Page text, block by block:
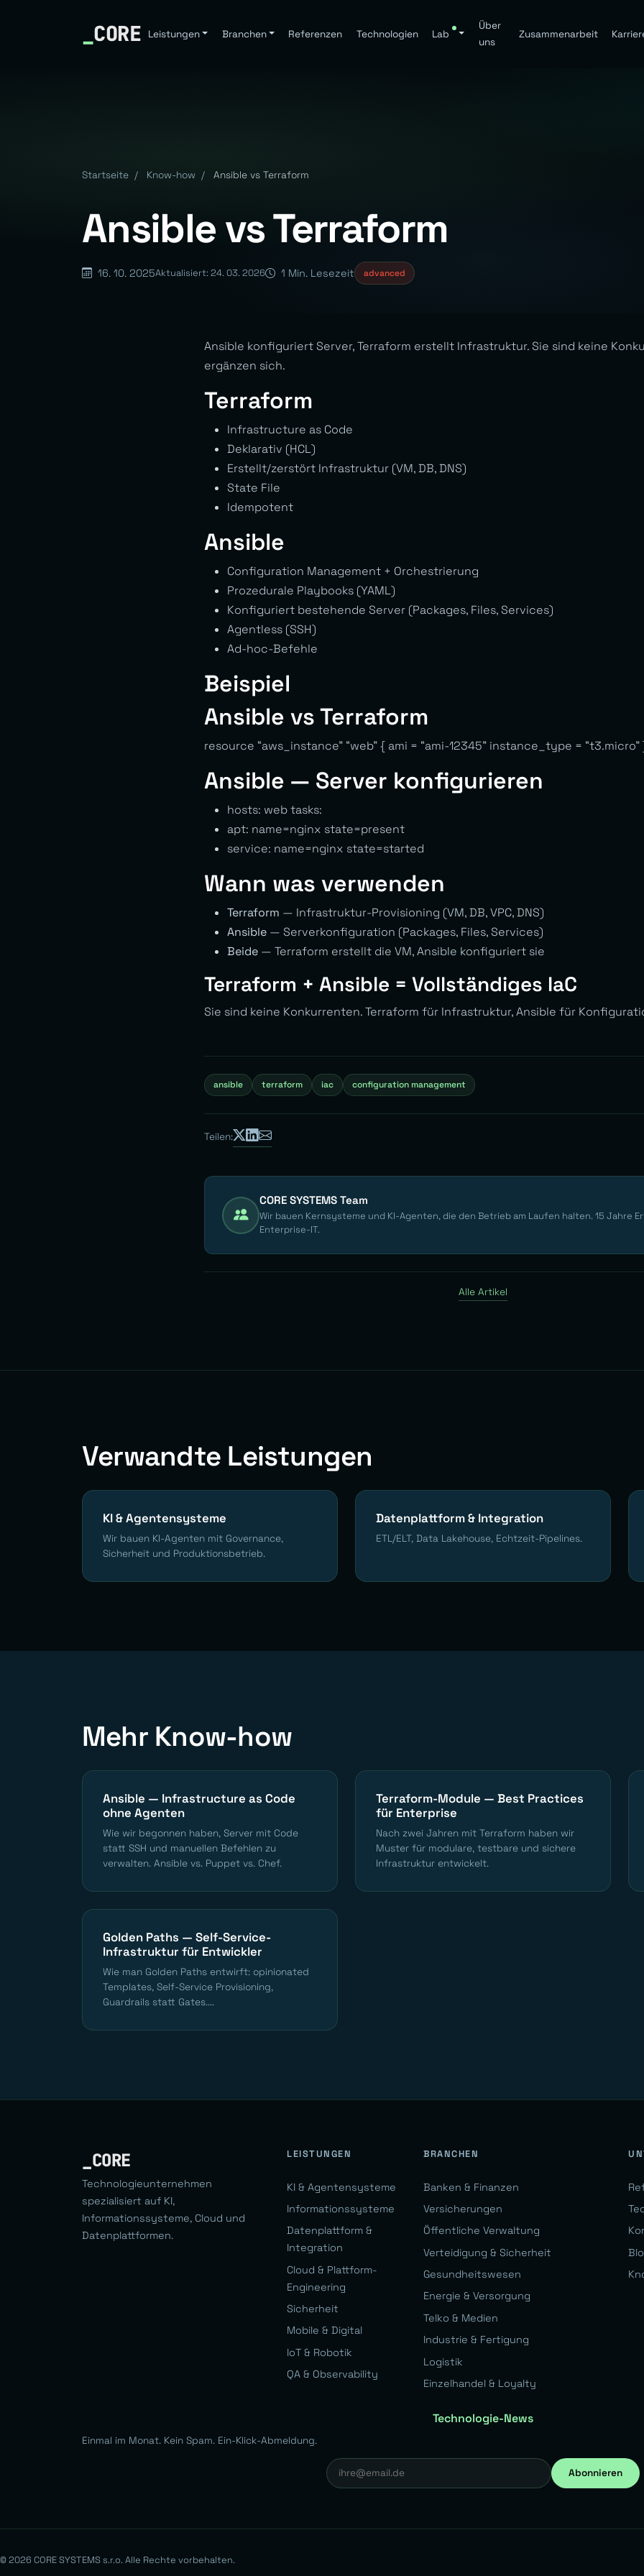
_CORE Leistungen Branchen Referenzen Technologien Lab
Über
uns
Zusammenarbeit
Startseite / Know-how / Ansible vs Terraform
Ansible vs Terraform
16. 10. 2025Aktualisiert: 24. 03. 2026 1 Min. Lesezeit advanced
Ansible konfiguriert Server, Terraform erstellt Infrastruktur. Sie sind keine
ergänzen sich.
Terraform
Infrastructure as Code
Deklarativ (HCL)
Erstellt/zerstört Infrastruktur (VM, DB, DNS)
State File
Idempotent
Ansible
Configuration Management + Orchestrierung
Prozedurale Playbooks (YAML)
Konfiguriert bestehende Server (Packages, Files, Services)
Agentless (SSH)
Ad-hoc-Befehle
Beispiel
Ansible vs Terraform
resource “aws_instance” “web” { ami = “ami-12345” instance_type = “t3.micro”
Ansible — Server konfigurieren
hosts: web tasks:
apt: name=nginx state=present
service: name=nginx state=started
Wann was verwenden
Terraform — Infrastruktur-Provisioning (VM, DB, VPC, DNS)
Ansible — Serverkonfiguration (Packages, Files, Services)
Beide — Terraform erstellt die VM, Ansible konfiguriert sie
Terraform + Ansible = Vollständiges IaC
Sie sind keine Konkurrenten. Terraform für Infrastruktur, Ansible für
ansible terraform iac configuration management
Teilen:
CORE SYSTEMS Team
Wir bauen Kernsysteme und KI-Agenten, die den Betrieb am Laufen halten. 15 Jahre
Enterprise-IT.
Alle Artikel
Verwandte Leistungen
KI & Agentensysteme
Wir bauen KI-Agenten mit Governance,
Sicherheit und Produktionsbetrieb.
Datenplattform & Integration
ETL/ELT, Data Lakehouse, Echtzeit-Pipelines.
Mehr Know-how
Ansible — Infrastructure as Code
ohne Agenten
Wie wir begonnen haben, Server mit Code
statt SSH und manuellen Befehlen zu
verwalten. Ansible vs. Puppet vs. Chef.
Terraform-Module — Best Practices
für Enterprise
Nach zwei Jahren mit Terraform haben wir
Muster für modulare, testbare und sichere
Infrastruktur entwickelt.
Golden Paths — Self-Service-
Infrastruktur für Entwickler
Wie man Golden Paths entwirft: opinionated
Templates, Self-Service Provisioning,
Guardrails statt Gates....
_CORE
Technologieunternehmen
spezialisiert auf KI,
Informationssysteme, Cloud und
Datenplattformen.
LEISTUNGEN
KI & Agentensysteme
Informationssysteme
Datenplattform &
Integration
Cloud & Plattform-
Engineering
Sicherheit
Mobile & Digital
IoT & Robotik
QA & Observability
BRANCHEN
Banken & Finanzen
Versicherungen
Öffentliche Verwaltung
Verteidigung & Sicherheit
Gesundheitswesen
Energie & Versorgung
Telko & Medien
Industrie & Fertigung
Logistik
Einzelhandel & Loyalty
Technologie-News
Einmal im Monat. Kein Spam. Ein-Klick-Abmeldung.
Abonnieren
© 2026 CORE SYSTEMS s.r.o. Alle Rechte vorbehalten.